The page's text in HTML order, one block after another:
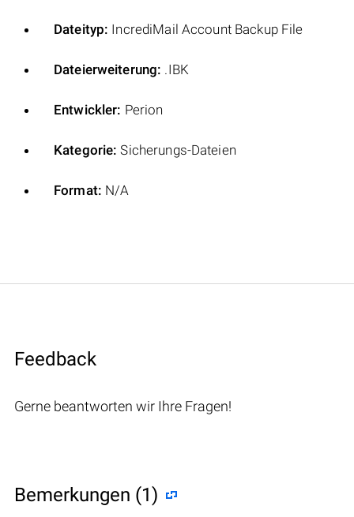
Dateityp: IncrediMail Account Backup File
Dateierweiterung: .IBK
Entwickler: Perion
Kategorie: Sicherungs-Dateien
Format: N/A
Feedback
Gerne beantworten wir Ihre Fragen!
Bemerkungen (1)